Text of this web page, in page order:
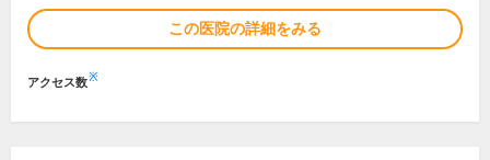
この医院の詳細をみる
アクセス数※